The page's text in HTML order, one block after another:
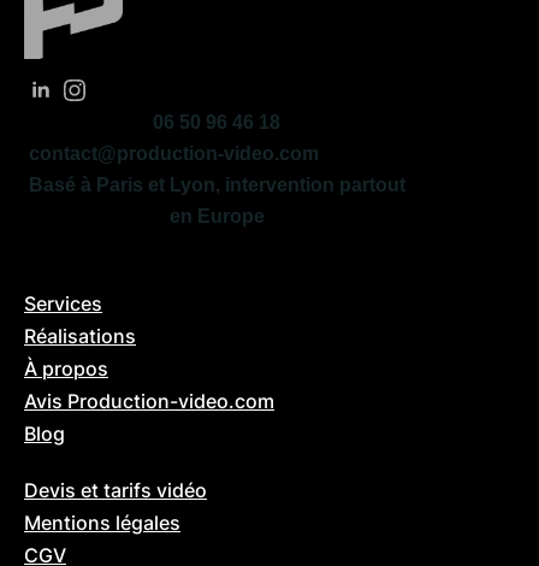
06 50 96 46 18
contact@production-video.com
Basé à Paris et Lyon, intervention partout
en Europe
Services
Réalisations
À propos
Avis Production-video.com
Blog
Devis et tarifs vidéo
Mentions légales
CGV